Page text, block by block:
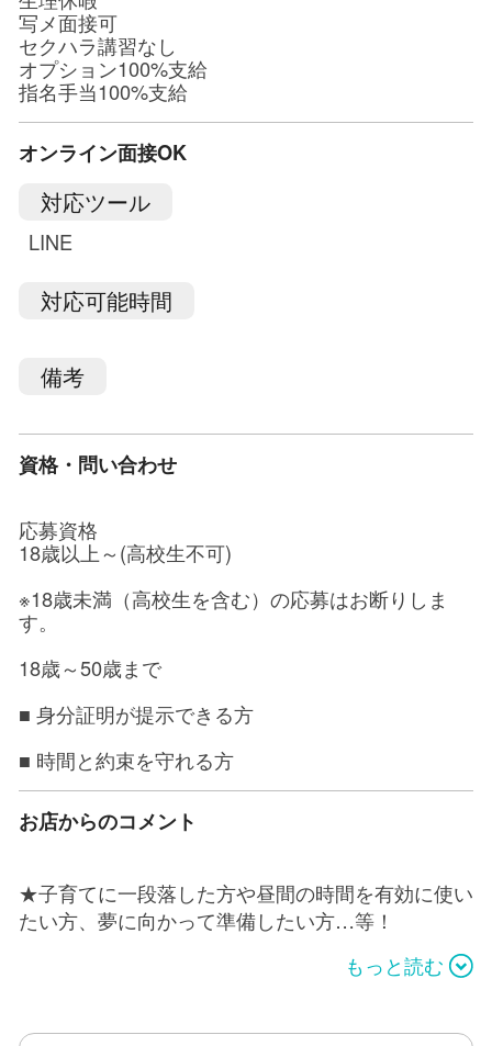
写メ面接可
セクハラ講習なし
オプション100%支給
指名手当100%支給
オンライン面接OK
対応ツール
LINE
対応可能時間
備考
資格・問い合わせ
応募資格
18歳以上～(高校生不可)
※18歳未満（高校生を含む）の応募はお断りしま
す。
18歳～50歳まで
■ 身分証明が提示できる方
■ 時間と約束を守れる方
お店からのコメント
★子育てに一段落した方や昼間の時間を有効に使い
たい方、夢に向かって準備したい方…等！
もっと読む